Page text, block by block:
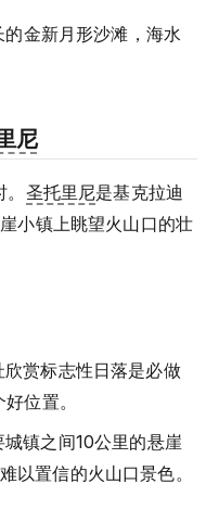
金新月形沙滩，海水
尼
圣托里尼是基克拉迪
小镇上眺望火山口的壮
赏标志性日落是必做
位置。
镇之间10公里的悬崖
以置信的火山口景色。